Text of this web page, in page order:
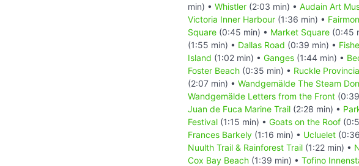
min) • Whistler (2:03 min) • Audain Art
Victoria Inner Harbour (1:36 min) •
Square (0:45 min) • Market Square (0:45
(1:55 min) • Dallas Road (0:39 min) •
Island (1:02 min) • Ganges (1:44 min) •
Foster Beach (0:35 min) • Ruckle
(2:07 min) • Wandgemälde The Steam
Wandgemälde Letters from the Front
Juan de Fuca Marine Trail (2:28 min) •
Festival (1:15 min) • Goats on the Roof
Frances Barkely (1:16 min) • Ucluelet
Nuulth Trail & Rainforest Trail (1:22 min) •
Cox Bay Beach (1:39 min) • Tofino